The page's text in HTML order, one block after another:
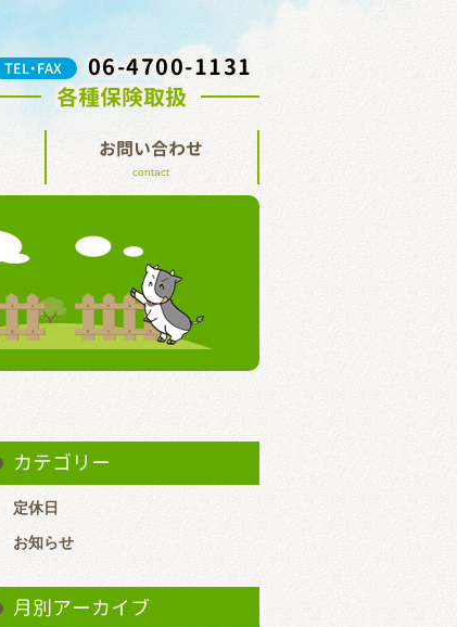
TEL・FAX
06-4700-1131
各種保険取扱
お問い合わせ
contact
カテゴリー
定休日
お知らせ
月別アーカイブ